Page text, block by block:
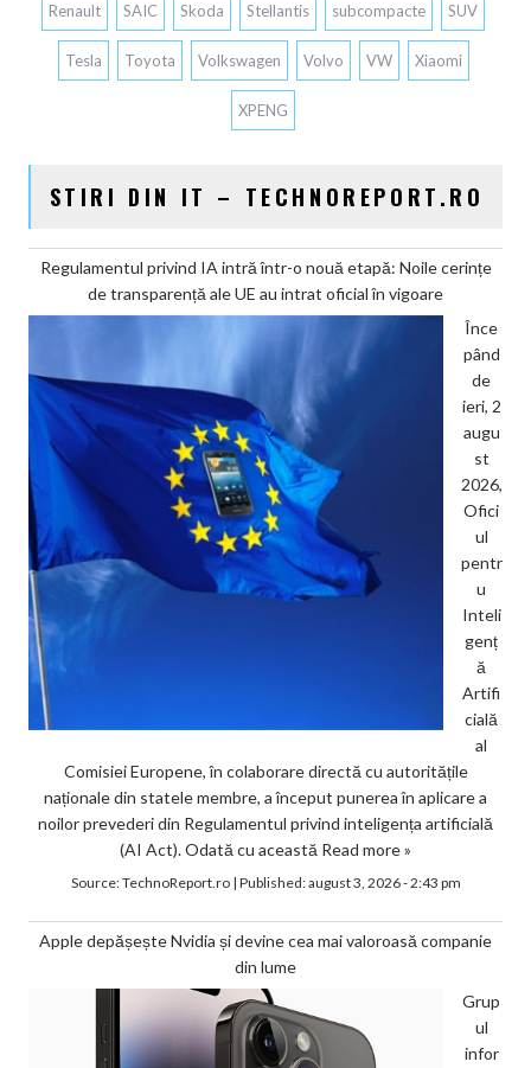
Renault SAIC Skoda Stellantis subcompacte SUV
Tesla Toyota Volkswagen Volvo VW Xiaomi
XPENG
STIRI DIN IT – TECHNOREPORT.RO
Regulamentul privind IA intră într-o nouă etapă: Noile cerințe
de transparență ale UE au intrat oficial în vigoare
Înce
pând
de
ieri, 2
augu
st
2026,
Ofici
ul
pentr
u
Inteli
genț
ă
Artifi
cială
al
Comisiei Europene, în colaborare directă cu autoritățile
naționale din statele membre, a început punerea în aplicare a
noilor prevederi din Regulamentul privind inteligența artificială
(AI Act). Odată cu această Read more »
Source:TechnoReport.ro| Published:august 3, 2026 - 2:43 pm
Apple depășește Nvidia și devine cea mai valoroasă companie
din lume
Grup
ul
infor